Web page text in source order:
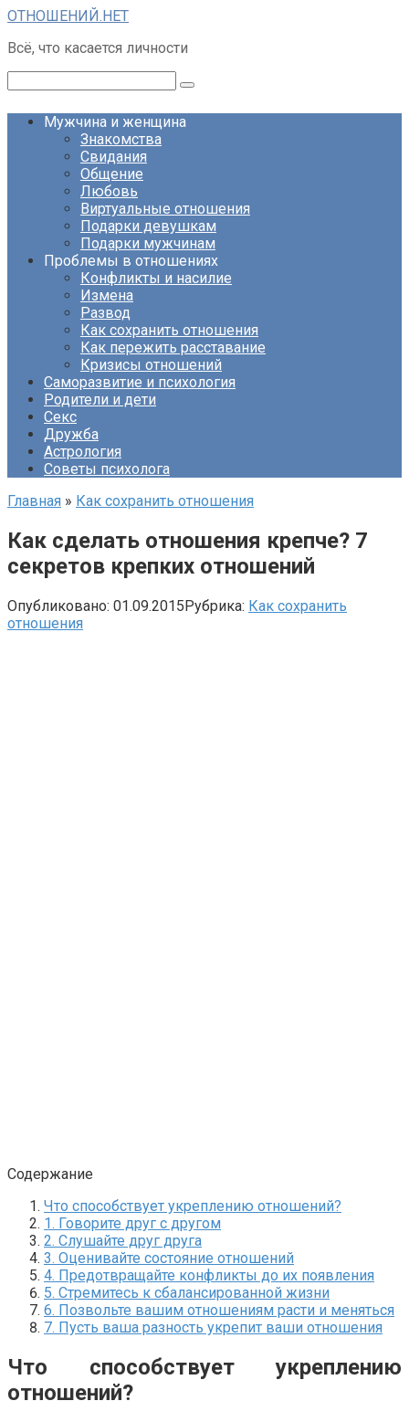
Перейти
контенту
ОТНОШЕНИЙ.НЕТ
Всё, что касается личности
Мужчина и женщина
Знакомства
Свидания
Общение
Любовь
Виртуальные отношения
Подарки девушкам
Подарки мужчинам
Проблемы в отношениях
Конфликты и насилие
Измена
Развод
Как сохранить отношения
Как пережить расставание
Кризисы отношений
Саморазвитие и психология
Родители и дети
Секс
Дружба
Астрология
Советы психолога
Главная » Как сохранить отношения
Как сделать отношения крепче? 7
секретов крепких отношений
Опубликовано: 01.09.2015Рубрика: Как сохранить
отношения
Содержание
Что способствует укреплению отношений?
1. Говорите друг с другом
2. Слушайте друг друга
3. Оценивайте состояние отношений
4. Предотвращайте конфликты до их появления
5. Стремитесь к сбалансированной жизни
6. Позвольте вашим отношениям расти и меняться
7. Пусть ваша разность укрепит ваши отношения
Что способствует укреплению
отношений?